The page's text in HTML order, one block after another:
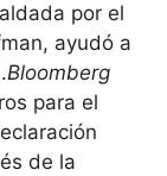
por el
ayudó a
Bloomberg
para el
de la